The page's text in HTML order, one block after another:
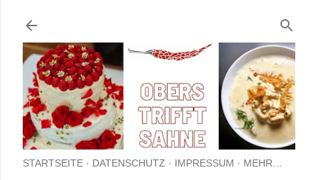
STARTSEITE DATENSCHUTZ IMPRESSUM MEHR…